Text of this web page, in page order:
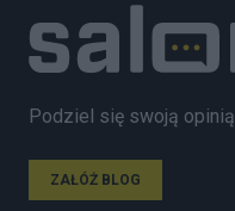
Podziel się swoją opinią
ZAŁÓŻ BLOG